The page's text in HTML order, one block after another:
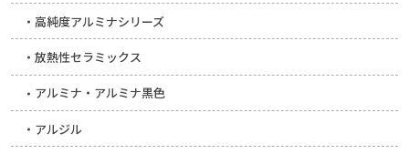
高純度アルミナシリーズ
放熱性セラミックス
アルミナ・アルミナ黒色
アルジル